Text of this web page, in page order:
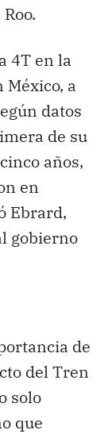
4T en la
a
datos
de su
años,
en
Ebrard,
gobierno
de
del Tren
solo
que